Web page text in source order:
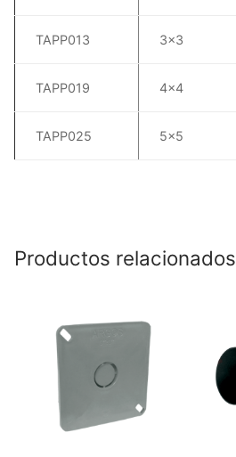
TAPP013 3×3
TAPP019 4×4
TAPP025 5×5
Productos relacionados